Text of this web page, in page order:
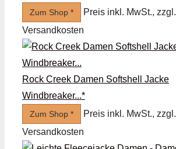
Zum Shop *
Preis inkl. MwSt., zzgl.
Versandkosten
Rock Creek Damen Softshell Jacke
Windbreaker...*
Zum Shop *
Preis inkl. MwSt., zzgl.
Versandkosten